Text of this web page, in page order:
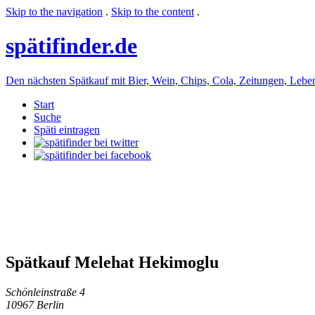
Skip to the navigation . Skip to the content .
spätifinder.de
Den nächsten Spätkauf mit Bier, Wein, Chips, Cola, Zeitungen,
Start
Suche
Späti eintragen
Spätkauf Melehat Hekimoglu
Schönleinstraße 4
10967 Berlin